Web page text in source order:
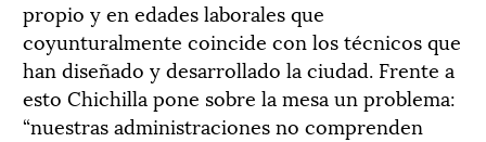
propio y en edades laborales que
coyunturalmente coincide con los técnicos que
han diseñado y desarrollado la ciudad. Frente a
esto Chichilla pone sobre la mesa un problema:
“nuestras administraciones no comprenden